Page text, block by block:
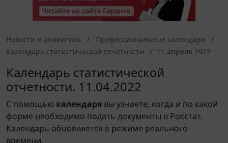
Новости и аналитика
Профессиональные календари
Календарь статистической отчетности
11 апреля 2022
Календарь статистической
отчетности. 11.04.2022
С помощью календаря вы узнаете, когда и по какой
форме необходимо подать документы в Росстат.
Календарь обновляется в режиме реального
времени.